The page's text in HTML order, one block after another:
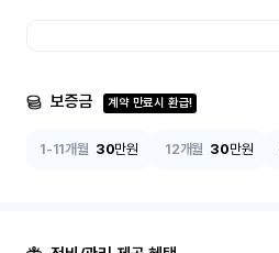
보증금 계약 만료시 환급!
1-11개월 30만원 12개월 30만원